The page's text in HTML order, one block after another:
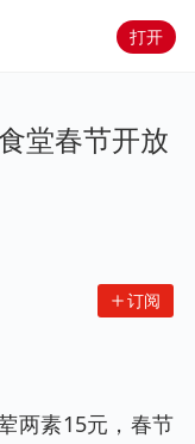
打开
堂春节开放
订阅
两素15元，春节